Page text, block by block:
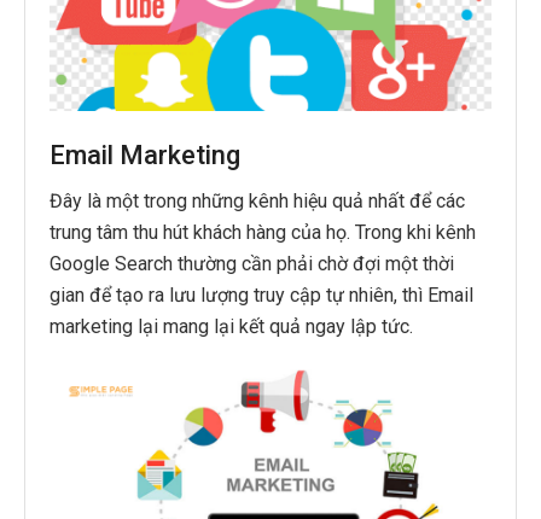
Email Marketing
Đây là một trong những kênh hiệu quả nhất để các
trung tâm thu hút khách hàng của họ. Trong khi kênh
Google Search thường cần phải chờ đợi một thời
gian để tạo ra lưu lượng truy cập tự nhiên, thì Email
marketing lại mang lại kết quả ngay lập tức.